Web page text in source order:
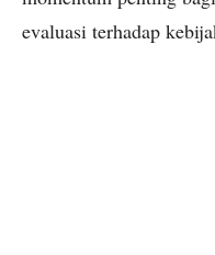
evaluasi terhadap